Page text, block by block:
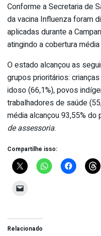
Conforme a Secretaria de
da vacina Influenza foram
aplicadas durante a
atingindo a cobertura
O estado alcançou as
grupos prioritários:
idoso (66,1%), povos
trabalhadores de saúde
média alcançou 93,55% do
de assessoria.
Compartilhe isso:
Relacionado